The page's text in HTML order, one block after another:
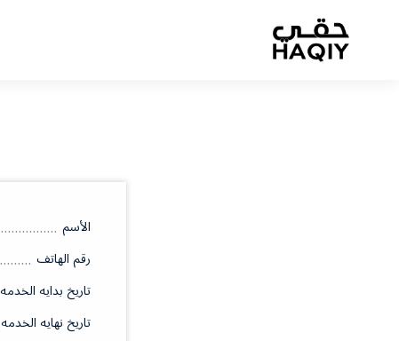
الأسم
رقم الهاتف
تاريخ بدايه الخدمه
تاريخ نهايه الخدمه